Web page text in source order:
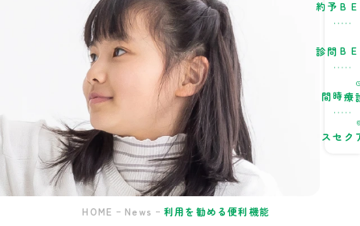
HOME News 利用を勧める便利機能
WEB予約
WEB問診
診療時間
アクセス